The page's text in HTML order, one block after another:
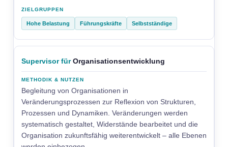
Hohe Belastung Führungskräfte Selbstständige
Supervisor fürOrganisationsentwicklung
Begleitung von Organisationen in
Veränderungsprozessen zur Reflexion von Strukturen,
Prozessen und Dynamiken. Veränderungen werden
systematisch gestaltet, Widerstände bearbeitet und die
Organisation zukunftsfähig weiterentwickelt – alle Ebenen